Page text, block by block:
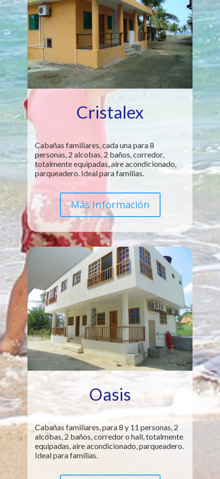
Cristalex
Cabañas familiares, cada una para 8
personas, 2 alcobas, 2 baños, corredor,
totalmente equipadas, aire acondicionado,
parqueadero. Ideal para familias.
Más Información
Oasis
Cabañas familiares, para 8 y 11 personas, 2
alcobas, 2 baños, corredor o hall, totalmente
equipadas, aire acondicionado, parqueadero.
Ideal para familias.